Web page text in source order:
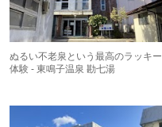
ぬるい不老泉という最高のラッキー
体験 - 東鳴子温泉 勘七湯